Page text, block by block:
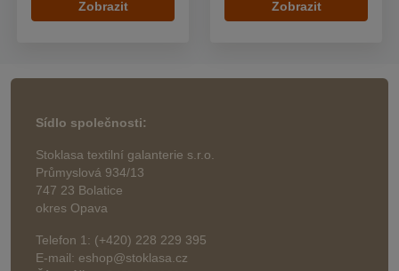
Zobrazit Zobrazit
Sídlo společnosti:
Stoklasa textilní galanterie s.r.o.
Průmyslová 934/13
747 23 Bolatice
okres Opava
Telefon 1: (+420) 228 229 395
E-mail: eshop@stoklasa.cz